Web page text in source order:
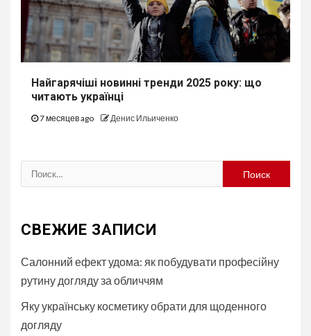
Найгарячіші новинні тренди 2025 року: що
читають українці
7 месяцев ago Денис Ильиченко
Найти:
СВЕЖИЕ ЗАПИСИ
Салонний ефект удома: як побудувати професійну
рутину догляду за обличчям
Яку українську косметику обрати для щоденного
догляду